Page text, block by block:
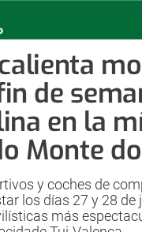
de
en la
Monte
y coches de
los días 27 y 28 de
más